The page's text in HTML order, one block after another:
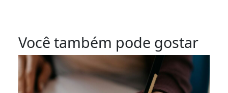
Você também pode gostar